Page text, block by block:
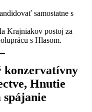
samostatne s
Krajniakov postoj za
s Hlasom.
Hnutie